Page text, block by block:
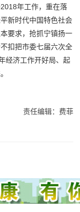
年工作，重在落
新时代中国特色社会
要求，抢抓宁镇扬一
扣把市委七届六次全
经济工作开好局、起
责任编辑：费菲